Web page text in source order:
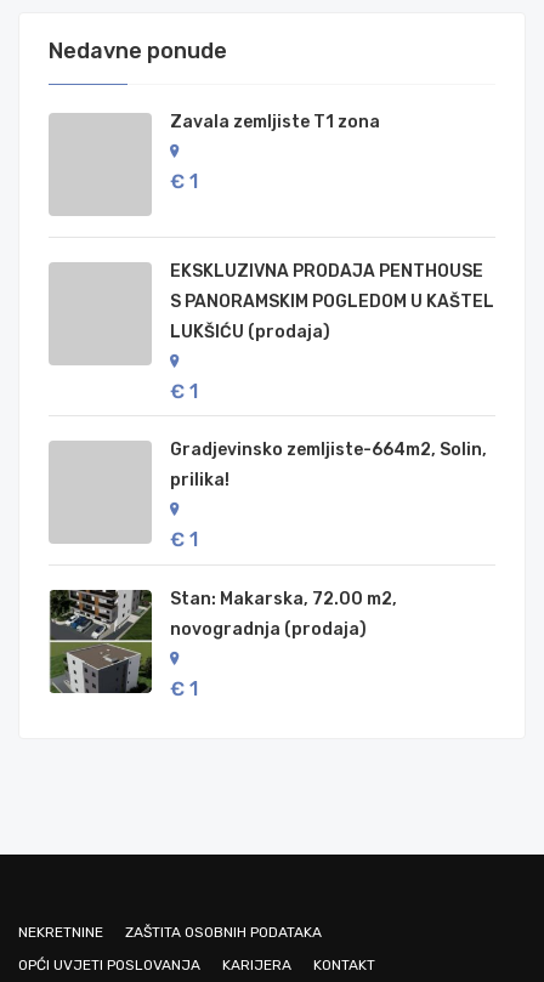
Nedavne ponude
Zavala zemljiste T1 zona
€ 1
EKSKLUZIVNA PRODAJA PENTHOUSE
S PANORAMSKIM POGLEDOM U KAŠTEL
LUKŠIĆU (prodaja)
€ 1
Gradjevinsko zemljiste-664m2, Solin,
prilika!
€ 1
Stan: Makarska, 72.00 m2,
novogradnja (prodaja)
€ 1
NEKRETNINE
ZAŠTITA OSOBNIH PODATAKA
OPĆI UVJETI POSLOVANJA
KARIJERA KONTAKT